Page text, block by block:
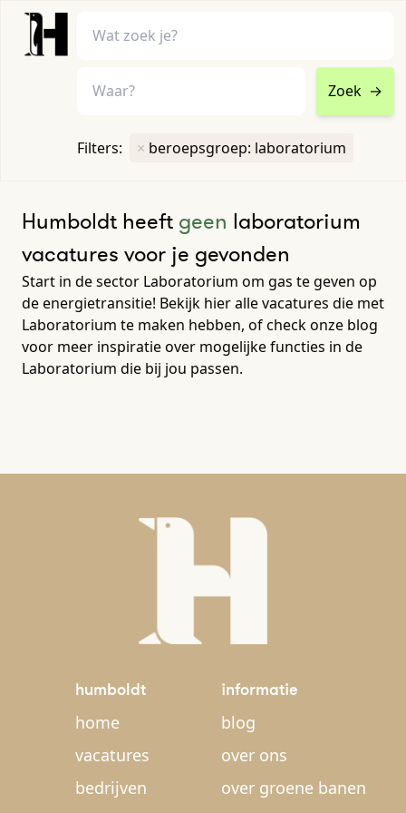
Zoek →
Filters: × beroepsgroep: laboratorium
Humboldt heeft geen laboratorium
vacatures voor je gevonden
Start in de sector Laboratorium om gas te geven op
de energietransitie! Bekijk hier alle vacatures die met
Laboratorium te maken hebben, of check onze blog
voor meer inspiratie over mogelijke functies in de
Laboratorium die bij jou passen.
humboldt
home
vacatures
bedrijven
informatie
blog
over ons
over groene banen